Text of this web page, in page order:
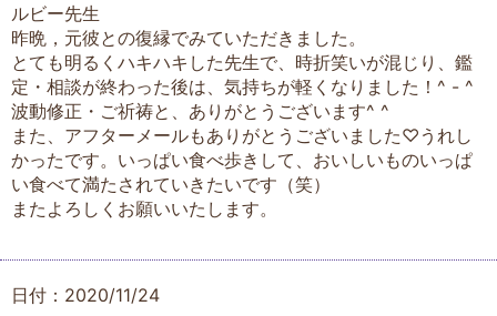
ルビー先生
昨晩，元彼との復縁でみていただきました。
とても明るくハキハキした先生で、時折笑いが混じり、鑑
定・相談が終わった後は、気持ちが軽くなりました！^ - ^
波動修正・ご祈祷と、ありがとうございます^ ^
また、アフターメールもありがとうございました♡うれし
かったです。いっぱい食べ歩きして、おいしいものいっぱ
い食べて満たされていきたいです（笑）
またよろしくお願いいたします。
日付：2020/11/24